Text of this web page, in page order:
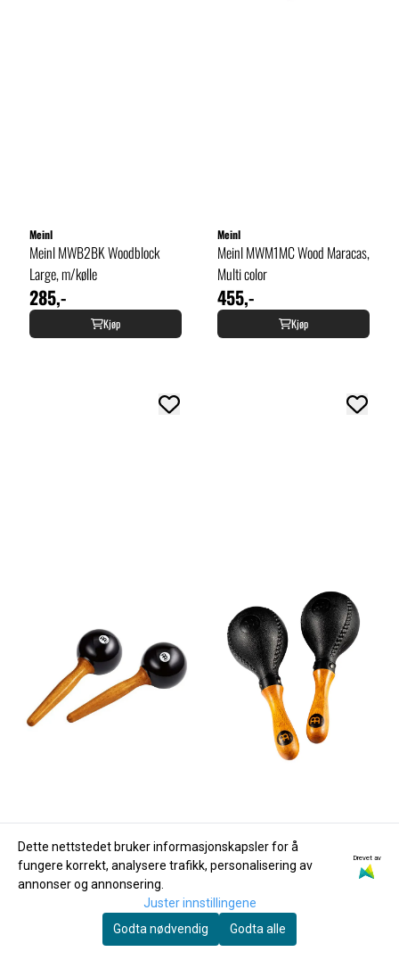
Meinl
Meinl MWB2BK Woodblock
Large, m/kølle
285,-
Kjøp
Meinl
Meinl MWM1MC Wood Maracas,
Multi color
455,-
Kjøp
Dette nettstedet bruker informasjonskapsler for å
fungere korrekt, analysere trafikk, personalisering av
annonser og annonsering.
Drevet av
Juster innstillingene
Godta nødvendig
Godta alle